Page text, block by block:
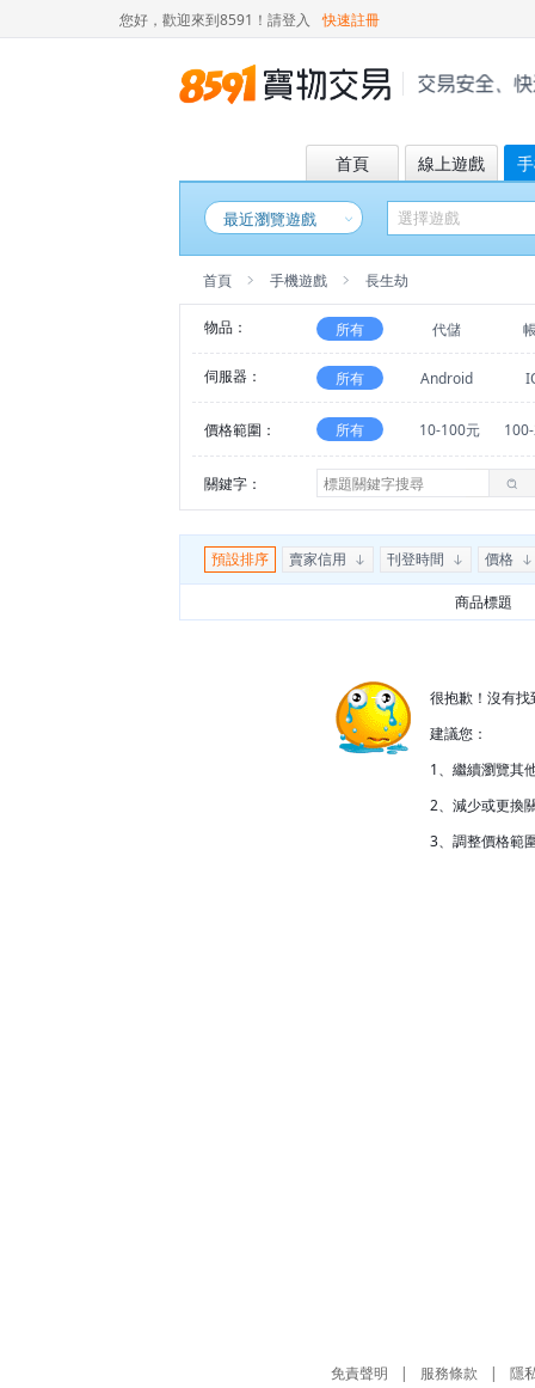
您好，歡迎來到8591！ 請登入 快速註冊
首頁 線上遊戲
最近瀏覽遊戲
首頁 手機遊戲 長生劫
物品： 所有 代儲
伺服器： 所有 Android
價格範圍： 所有 10-100元
關鍵字：
預設排序 賣家信用 刊登時間 價格
商品標題
很抱歉！沒有
建議您：
1、繼續瀏覽其
2、減少或更換
3、調整價格範
免責聲明 | 服務條款 | 隱